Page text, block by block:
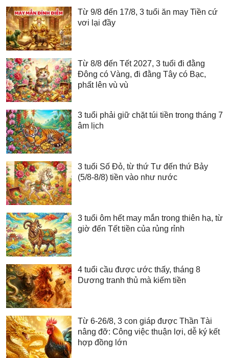
Từ 9/8 đến 17/8, 3 tuổi ăn may Tiền cứ
vơi lại đầy
Từ 8/8 đến Tết 2027, 3 tuổi đi đằng
Đông có Vàng, đi đằng Tây có Bạc,
phất lên vù vù
3 tuổi phải giữ chặt túi tiền trong tháng 7
âm lịch
3 tuổi Số Đỏ, từ thứ Tư đến thứ Bảy
(5/8-8/8) tiền vào như nước
3 tuổi ôm hết may mắn trong thiên hạ, từ
giờ đến Tết tiền của rủng rỉnh
4 tuổi cầu được ước thấy, tháng 8
Dương tranh thủ mà kiếm tiền
Từ 6-26/8, 3 con giáp được Thần Tài
nâng đỡ: Công việc thuận lợi, dễ ký kết
hợp đồng lớn